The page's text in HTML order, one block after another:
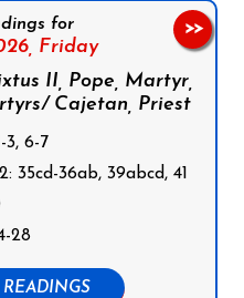
for
Friday
II, Pope, Martyr,
Cajetan, Priest
3, 6-7
35cd-36ab, 39abcd, 41
28
>>